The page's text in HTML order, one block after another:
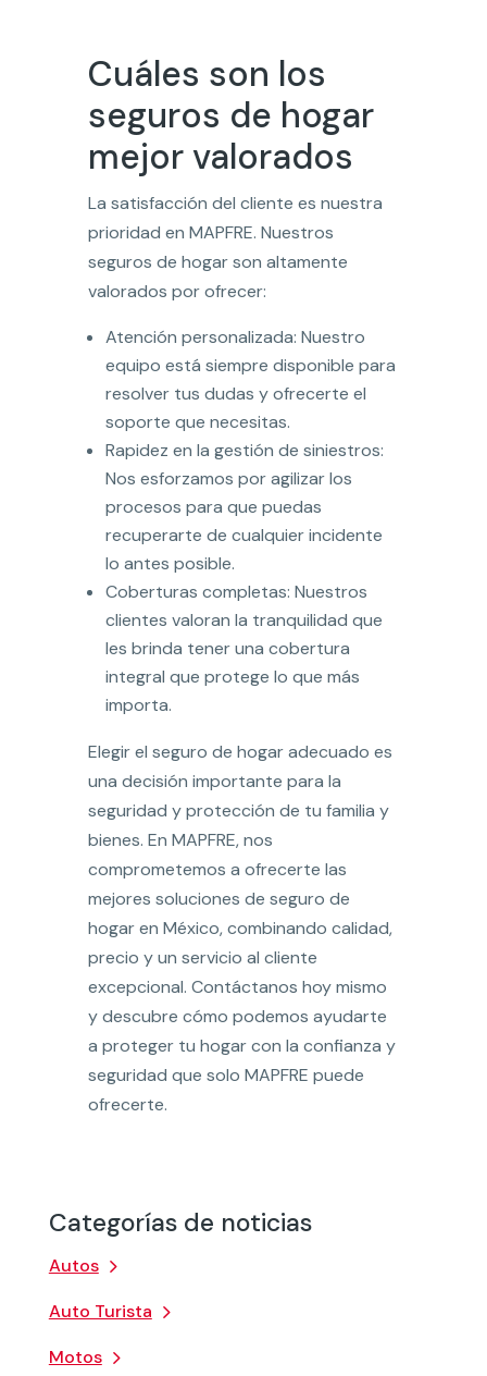
Categorías de noticias
Autos
Auto Turista
Motos
Cuáles son los
seguros de hogar
mejor valorados
La satisfacción del cliente es nuestra
prioridad en MAPFRE. Nuestros
seguros de hogar son altamente
valorados por ofrecer:
Atención personalizada: Nuestro
equipo está siempre disponible para
resolver tus dudas y ofrecerte el
soporte que necesitas.
Rapidez en la gestión de siniestros:
Nos esforzamos por agilizar los
procesos para que puedas
recuperarte de cualquier incidente
lo antes posible.
Coberturas completas: Nuestros
clientes valoran la tranquilidad que
les brinda tener una cobertura
integral que protege lo que más
importa.
Elegir el seguro de hogar adecuado es
una decisión importante para la
seguridad y protección de tu familia y
bienes. En MAPFRE, nos
comprometemos a ofrecerte las
mejores soluciones de seguro de
hogar en México, combinando calidad,
precio y un servicio al cliente
excepcional. Contáctanos hoy mismo
y descubre cómo podemos ayudarte
a proteger tu hogar con la confianza y
seguridad que solo MAPFRE puede
ofrecerte.